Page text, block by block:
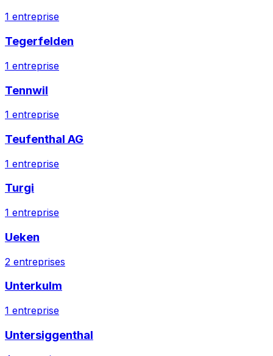
1 entreprise
Tegerfelden
1 entreprise
Tennwil
1 entreprise
Teufenthal AG
1 entreprise
Turgi
1 entreprise
Ueken
2 entreprises
Unterkulm
1 entreprise
Untersiggenthal